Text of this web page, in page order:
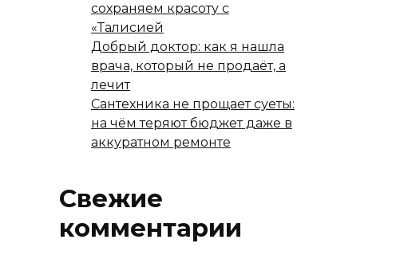
сохраняем красоту с
«Талисией
Добрый доктор: как я нашла
врача, который не продаёт, а
лечит
Сантехника не прощает суеты:
на чём теряют бюджет даже в
аккуратном ремонте
Свежие
комментарии